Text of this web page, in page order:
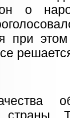
о
при
страны.